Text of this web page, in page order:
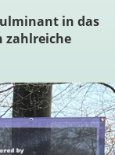
in das
zahlreiche